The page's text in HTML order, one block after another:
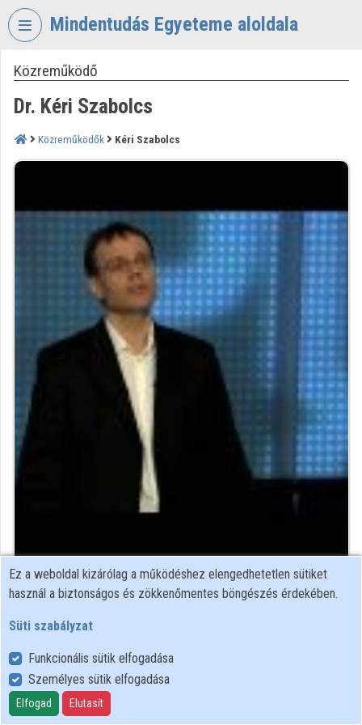
Fejléc kihagyása
Mindentudás Egyeteme aloldala
VIDEOTORIUM
MINDENTUDÁS
EGYETEME
Intézményi felfedezés
Intézményi listák
Intézmények
Közreműködő
Dr. Kéri Szabolcs
Közreműködők Kéri Szabolcs
pszichiáter-kutató
Közreműködő felvételei
Névjegyek
Névjegy
Ez a weboldal kizárólag a működéshez elengedhetetlen sütiket
használ a biztonságos és zökkenőmentes böngészés érdekében.
Süti szabályzat
Funkcionális sütik elfogadása
Személyes sütik elfogadása
Elfogad Elutasít